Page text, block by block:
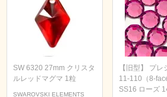
SW 6320 27mm クリスタ
ルレッドマグマ 1粒
SWAROVSKI ELEMENTS
【旧型】 プ
11-110（8-
SS16 ローズ